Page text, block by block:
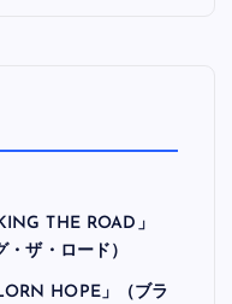
THE ROAD」
ザ・ロード）
HOPE」（ブラ